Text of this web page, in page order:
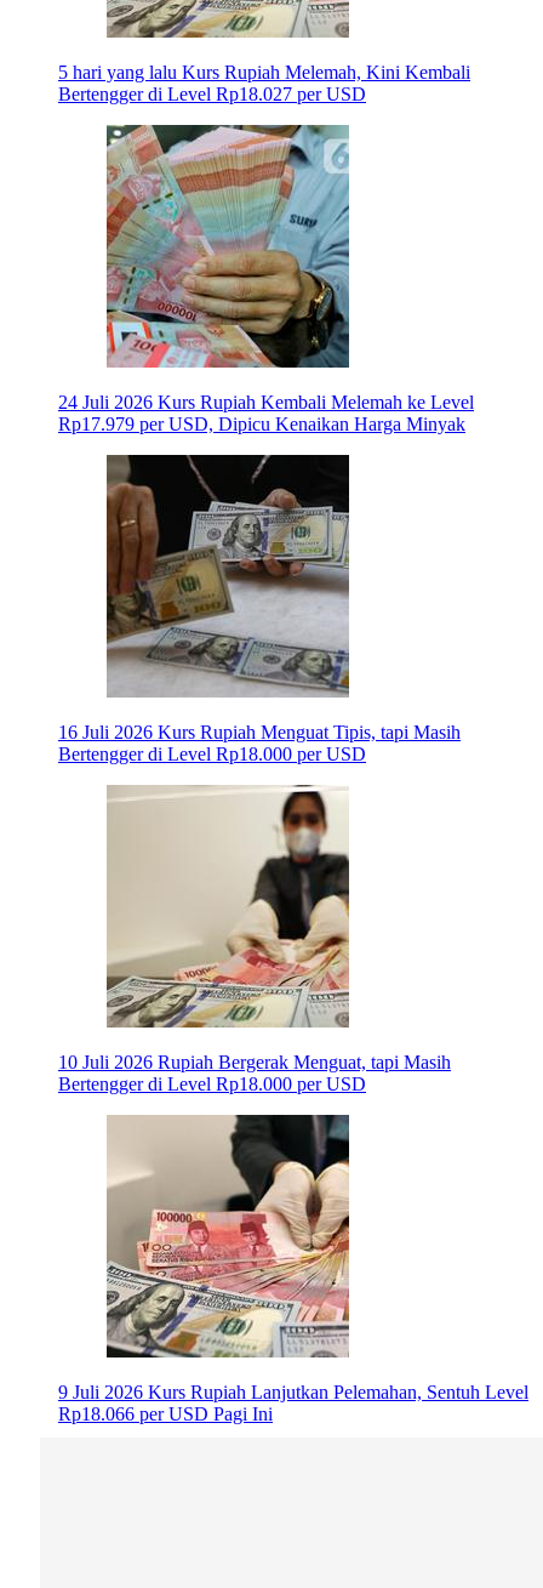
5 hari yang lalu Kurs Rupiah Melemah, Kini Kembali
Bertengger di Level Rp18.027 per USD
24 Juli 2026 Kurs Rupiah Kembali Melemah ke Level
Rp17.979 per USD, Dipicu Kenaikan Harga Minyak
16 Juli 2026 Kurs Rupiah Menguat Tipis, tapi Masih
Bertengger di Level Rp18.000 per USD
10 Juli 2026 Rupiah Bergerak Menguat, tapi Masih
Bertengger di Level Rp18.000 per USD
9 Juli 2026 Kurs Rupiah Lanjutkan Pelemahan, Sentuh Level
Rp18.066 per USD Pagi Ini